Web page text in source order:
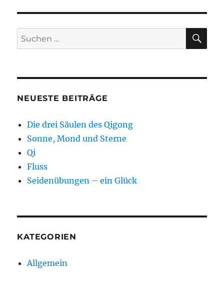
Suchen
nach:
NEUESTE BEITRÄGE
Die drei Säulen des Qigong
Sonne, Mond und Sterne
Qi
Fluss
Seidenübungen – ein Glück
KATEGORIEN
Allgemein